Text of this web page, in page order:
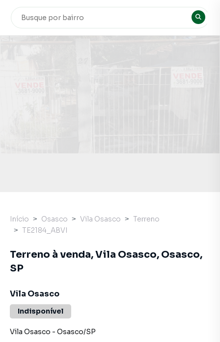
Início Osasco Vila Osasco
Terreno
TE2184_ABVI
Terreno à venda, Vila Osasco, Osasco,
SP
Vila Osasco
Indisponível
Vila Osasco - Osasco/SP